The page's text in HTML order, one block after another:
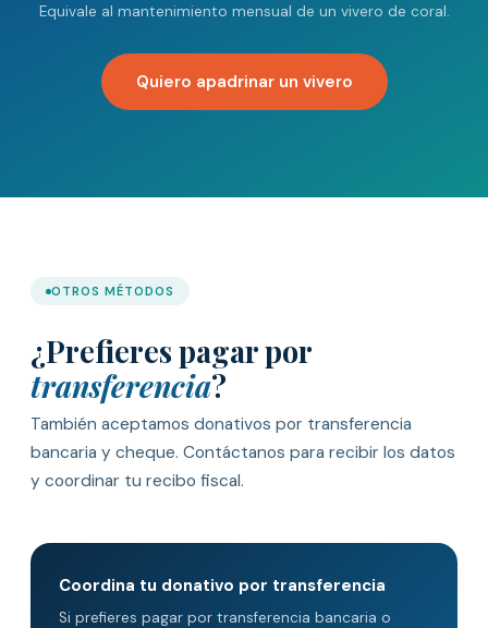
Equivale al mantenimiento mensual de un vivero de coral.
Quiero apadrinar un vivero
OTROS MÉTODOS
¿Prefieres pagar por
transferencia?
También aceptamos donativos por transferencia
bancaria y cheque. Contáctanos para recibir los datos
y coordinar tu recibo fiscal.
Coordina tu donativo por transferencia
Si prefieres pagar por transferencia bancaria o